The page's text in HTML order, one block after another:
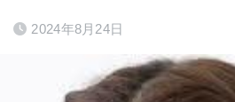
2024年8月24日